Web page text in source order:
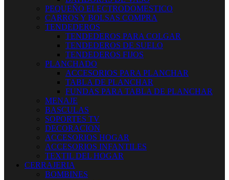
PEQUEÑO ELECTRODOMESTICO
CARROS Y BOLSAS COMPRA
TENDEDEROS
TENDEDEROS PARA COLGAR
TENDEDEROS DE SUELO
TENDEDEROS FIJOS
PLANCHADO
ACCESORIOS PARA PLANCHAR
TABLA DE PLANCHAR
FUNDAS PARA TABLA DE PLANCHAR
MENAJE
BASCULAS
SOPORTES TV
DECORACION
ACCESORIOS HOGAR
ACCESORIOS INFANTILES
TEXTIL DEL HOGAR
CERRAJERIA
BOMBINES